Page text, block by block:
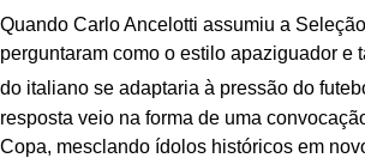
Quando Carlo Ancelotti assumiu a
perguntaram como o estilo apaziguador e
do italiano se adaptaria à pressão do
resposta veio na forma de uma
Copa, mesclando ídolos históricos em